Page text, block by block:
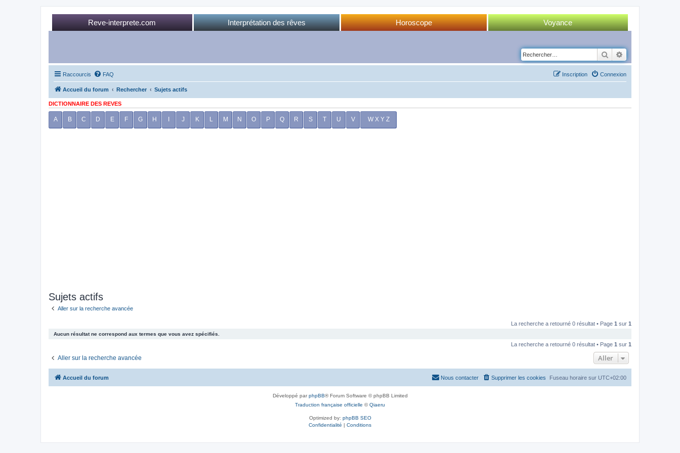
Reve-interprete.com
Interprétation des rêves
Horoscope
Voyance
Tirage Tarot
Rechercher
Raccourcis FAQ Connexion
Inscription
Accueil du forum Rechercher Sujets actifs
DICTIONNAIRE DES REVES
A B C D E F G H J K L M N O P Q R S T U V W X Y Z
Sujets actifs
Aller sur la recherche avancée
La recherche a retourné 0 résultat • Page 1 sur 1
Aucun résultat ne correspond aux termes que vous avez spécifiés.
La recherche a retourné 0 résultat • Page 1 sur 1
Aller sur la recherche avancée Aller
Accueil du forum Fuseau horaire sur UTC+02:00
Supprimer les cookies
Nous contacter
Développé parphpBB® Forum Software © phpBB Limited
Traduction française officielle ©Qiaeru
Optimized by: phpBB SEO
Confidentialité | Conditions